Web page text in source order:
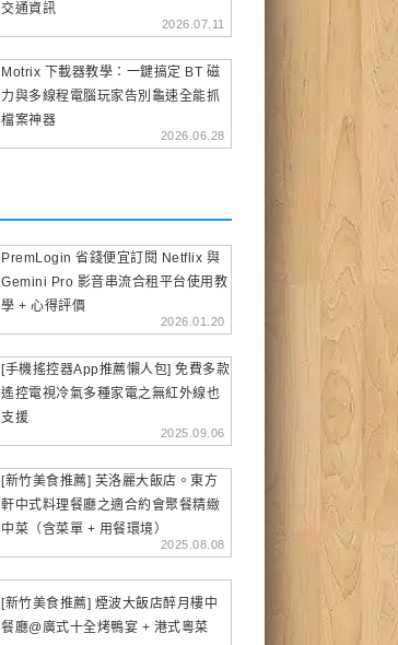
交通資訊
2026.07.11
Motrix 下載器教學：一鍵搞定 BT 磁
力與多線程電腦玩家告別龜速全能抓
檔案神器
2026.06.28
PremLogin 省錢便宜訂閱 Netflix 與
Gemini Pro 影音串流合租平台使用教
學 + 心得評價
2026.01.20
[手機搖控器App推薦懶人包] 免費多款
遙控電視冷氣多種家電之無紅外線也
支援
2025.09.06
[新竹美食推薦] 芙洛麗大飯店。東方
軒中式料理餐廳之適合約會聚餐精緻
中菜（含菜單 + 用餐環境）
2025.08.08
[新竹美食推薦] 煙波大飯店醉月樓中
餐廳@廣式十全烤鴨宴 + 港式粵菜